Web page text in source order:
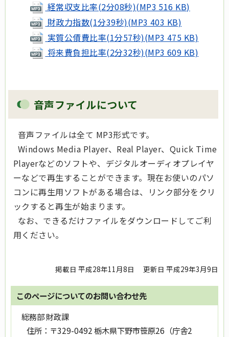
経常収支比率(2分08秒)(MP3 516 KB)
財政力指数(1分39秒)(MP3 403 KB)
実質公債費比率(1分57秒)(MP3 475 KB)
将来費負担比率(2分32秒)(MP3 609 KB)
音声ファイルについて
音声ファイルは全て MP3形式です。
Windows Media Player、Real Player、Quick Time
Playerなどのソフトや、デジタルオーディオプレイヤ
ーなどで再生することができます。現在お使いのパソ
コンに再生用ソフトがある場合は、リンク部分をクリ
ックすると再生が始まります。
なお、できるだけファイルをダウンロードしてご利
用ください。
掲載日 平成28年11月8日 更新日 平成29年3月9日
このページについてのお問い合わせ先
総務部 財政課
住所： 〒329-0492 栃木県下野市笹原26（庁舎2